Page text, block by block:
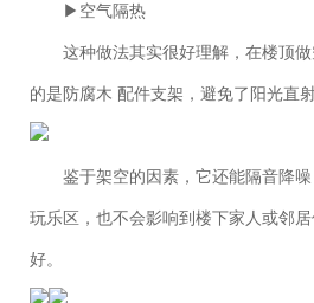
▶空气隔热
这种做法其实很好理解，在楼顶
的是防腐木 配件支架，避免了阳光直
鉴于架空的因素，它还能隔音降
玩乐区，也不会影响到楼下家人或邻
好。